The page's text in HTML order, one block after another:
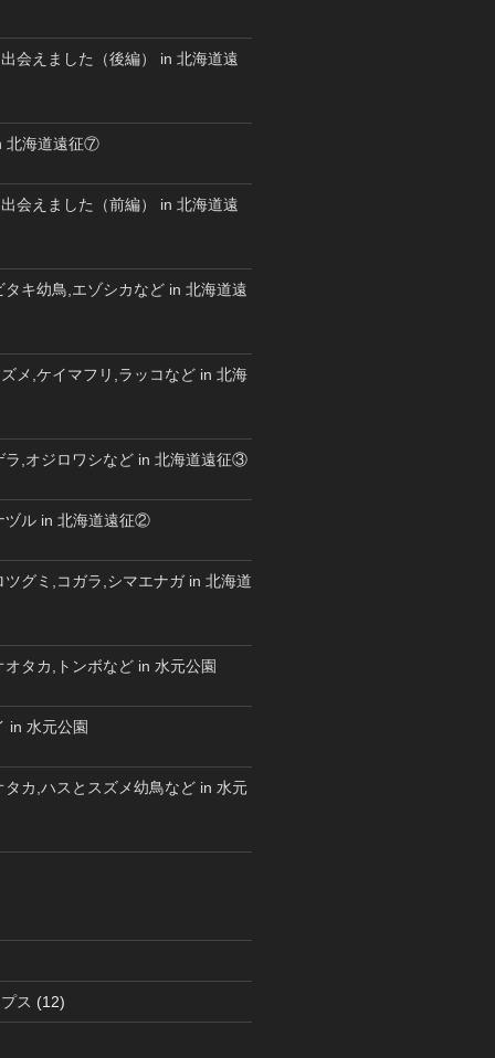
会えました（後編） in 北海道遠
北海道遠征⑦
会えました（前編） in 北海道遠
タキ幼鳥,エゾシカなど in 北海道遠
メ,ケイマフリ,ラッコなど in 北海
ラ,オジロワシなど in 北海道遠征③
ヅル in 北海道遠征②
ツグミ,コガラ,シマエナガ in 北海道
タカ,トンボなど in 水元公園
in 水元公園
タカ,ハスとスズメ幼鳥など in 水元
ス (12)